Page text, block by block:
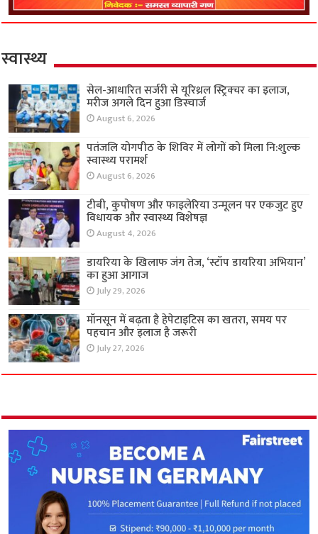
स्वास्थ्य
सेल-आधारित सर्जरी से यूरिथ्रल स्ट्रिक्चर का इलाज,
मरीज अगले दिन हुआ डिस्चार्ज
August 6, 2026
पतंजलि योगपीठ के शिविर में लोगों को मिला नि:शुल्क
स्वास्थ्य परामर्श
August 6, 2026
टीबी, कुपोषण और फाइलेरिया उन्मूलन पर एकजुट हुए
विधायक और स्वास्थ्य विशेषज्ञ
August 4, 2026
डायरिया के खिलाफ जंग तेज, ‘स्टॉप डायरिया अभियान’
का हुआ आगाज
July 29, 2026
मॉनसून में बढ़ता है हेपेटाइटिस का खतरा, समय पर
पहचान और इलाज है जरूरी
July 27, 2026